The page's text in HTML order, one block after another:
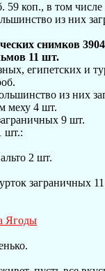
59 коп., в том
из них
снимков
11 шт.
египетских и
из них
меху 4 шт.
9 шт.
шт.:
2 шт.
заграничных
Ягоды